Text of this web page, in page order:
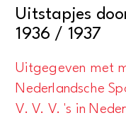
Uitstapjes
1936 / 1937
Uitgegeven met
Nederlandsche
V. V. V. 's in